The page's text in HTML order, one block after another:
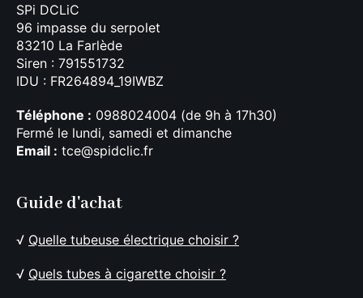
SPi DCLiC
96 impasse du serpolet
83210 La Farlède
Siren : 791551732
IDU : FR264894_19IWBZ
Téléphone : 0988024004 (de 9h à 17h30)
Fermé le lundi, samedi et dimanche
Email : tce@spidclic.fr
Guide d'achat
√ Quelle tubeuse électrique choisir ?
√ Quels tubes à cigarette choisir ?